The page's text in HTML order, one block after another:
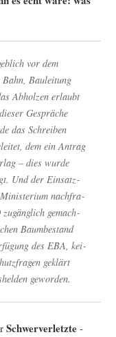
vor dem
Bahn, Bau­lei­tung
Abhol­zen erlaubt
Gesprä­che
das Schrei­ben
dem ein Antrag
– dies wur­de
Und der Ein­satz­
Minis­te­ri­um nach­fra­
gemach­
Baum­be­stand
des EBA, kei­
geklärt
geworden.
Schwer­ver­letz­te -